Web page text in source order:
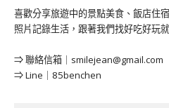
喜歡分享旅遊中的景點美食、飯店住
照片記錄生活，跟著我們找好吃好玩
⇒ 聯絡信箱｜ smilejean@gmail.com
⇒ Line｜85benchen